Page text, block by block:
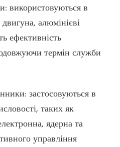
використовуються в
алюмінієві
ефективність
термін служби
застосовуються в
таких як
ядерна та
управління